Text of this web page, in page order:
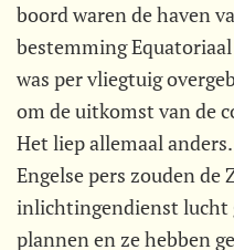
boord waren de haven
bestemming
was per vliegtuig
om de uitkomst van de
Het liep allemaal
Engelse pers zouden de
inlichtingendienst lucht
plannen en ze hebben